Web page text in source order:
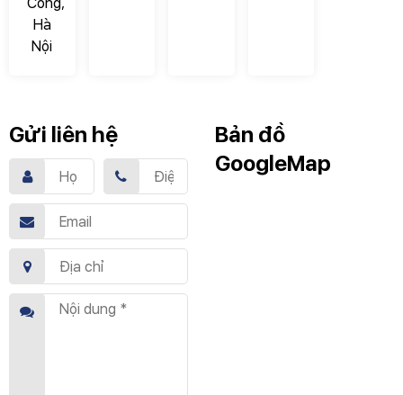
Hà
Nội
Gửi liên hệ
Bản đồ
GoogleMap